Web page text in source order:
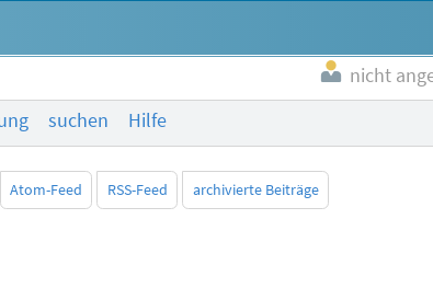
nicht
suchen Hilfe
Atom-Feed RSS-Feed archivierte Beiträge